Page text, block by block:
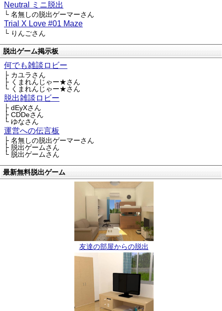
Neutral ミニ脱出
└ 名無しの脱出ゲーマーさん
Trial X Love #01 Maze
└ りんごさん
脱出ゲーム掲示板
何でも雑談ロビー
├ カユラさん
├ くまれんじゃー★さん
└ くまれんじゃー★さん
脱出雑談ロビー
├ dEyXさん
├ CDDeさん
└ ゆなさん
運営への伝言板
├ 名無しの脱出ゲーマーさん
├ 脱出ゲームさん
└ 脱出ゲームさん
最新無料脱出ゲーム
友達の部屋からの脱出